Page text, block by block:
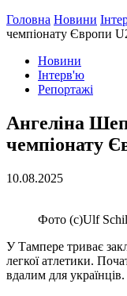
Головна Новини
чемпіонату Європи
Новини
Інтерв'ю
Репортажі
Ангеліна
чемпіонату
10.08.2025
Фото (с)Ulf
У Тампере триває
легкої атлетики.
вдалим для українців.